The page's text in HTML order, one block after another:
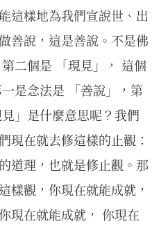
這樣地為我們宣說世、出
善說，這是善說。不是佛
二個是 「現見」， 這個
是念法是 「善說」，第
」是什麼意思呢？我們
現在就去修這樣的止觀：
道理，也就是修止觀。那
樣觀，你現在就能成就，
現在就能成就， 你現在